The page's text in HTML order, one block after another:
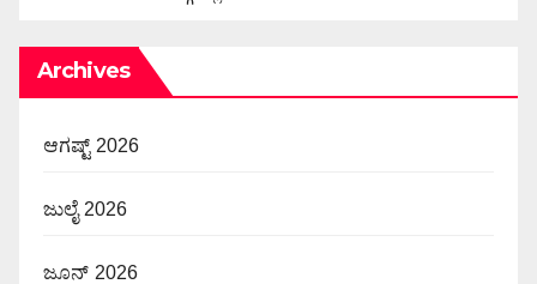
Archives
ಆಗಷ್ಟ್ 2026
ಜುಲೈ 2026
ಜೂನ್ 2026